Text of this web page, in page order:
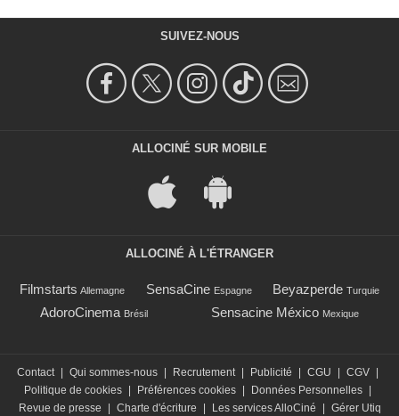
SUIVEZ-NOUS
ALLOCINÉ SUR MOBILE
ALLOCINÉ À L'ÉTRANGER
Filmstarts Allemagne SensaCine Espagne Beyazperde Turquie
AdoroCinema Brésil Sensacine México Mexique
Contact Qui sommes-nous Recrutement Publicité CGU CGV
Politique de cookies
Préférences cookies Données Personnelles
Revue de presse
Charte d'écriture Les services AlloCiné Gérer Utiq